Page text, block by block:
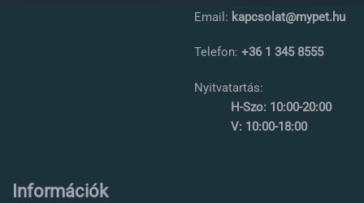
Email: kapcsolat@mypet.hu
Telefon: +36 1 345 8555
Nyitvatartás:
H-Szo: 10:00-20:00
V: 10:00-18:00
Információk